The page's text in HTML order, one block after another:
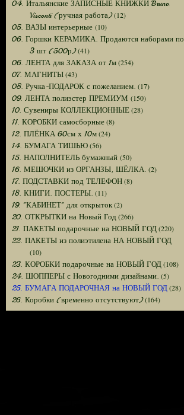
04. Итальянские ЗАПИСНЫЕ КНИЖКИ Bruno
Visconti (ручная работа)(12)
05. ВАЗЫ интерьерные (10)
06. Горшки КЕРАМИКА. Продаются наборами по
3 шт (500р)(41)
06. ЛЕНТА для ЗАКАЗА от 1м(254)
07. МАГНИТЫ(43)
08. Ручка-ПОДАРОК с пожеланием. (17)
09. ЛЕНТА полиэстер ПРЕМИУМ (150)
10. Сувениры КОЛЛЕКЦИОННЫЕ(28)
11. КОРОБКИ самосборные(8)
12. ПЛЁНКА 60см х 10м(24)
14. БУМАГА ТИШЬЮ(56)
15. НАПОЛНИТЕЛЬ бумажный (50)
16. МЕШОЧКИ из ОРГАНЗЫ, ШЁЛКА. (2)
17. ПОДСТАВКИ под ТЕЛЕФОН(8)
18. КНИГИ. ПОСТЕРЫ. (11)
19. "КАБИНЕТ" для открыток(2)
20. ОТКРЫТКИ на Новый Год (266)
21. ПАКЕТЫ подарочные на НОВЫЙ ГОД(220)
22. ПАКЕТЫ из полиэтилена НА НОВЫЙ ГОД
(10)
23. КОРОБКИ подарочные на НОВЫЙ ГОД(108)
24. ШОППЕРЫ с Новогодними дизайнами. (5)
25. БУМАГА ПОДАРОЧНАЯ на НОВЫЙ ГОД(28)
26. Коробки (временно отсутствуют)(164)